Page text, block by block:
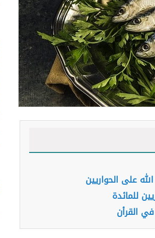
على الحواريين
للمائدة
القرأن